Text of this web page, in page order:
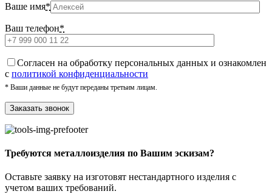
Ваше имя*
Ваш телефон*
Cогласен на обработку персональных данных и ознакомлен
с политикой конфиденциальности
* Ваши данные не будут переданы третьим лицам.
Требуются металлоизделия по Вашим эскизам?
Оставьте заявку на изготовят нестандартного изделия с
учетом ваших требований.